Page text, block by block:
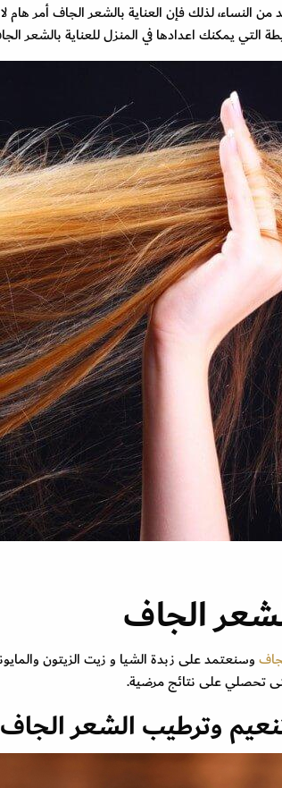
من النساء، لذلك فإن العناية بالشعر الجاف أمر
التي يمكنك اعدادها في المنزل للعناية بالشعر
الجاف
وسنعتمد على زبدة الشيا و زيت الزيتون
تحصلي على نتائج مرضية.
وترطيب الشعر الجاف